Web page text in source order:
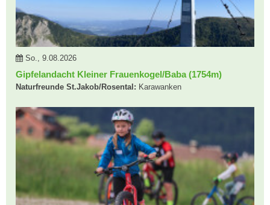
So., 9.08.2026
Gipfelandacht Kleiner Frauenkogel/Baba (1754m)
Naturfreunde St.Jakob/Rosental: Karawanken